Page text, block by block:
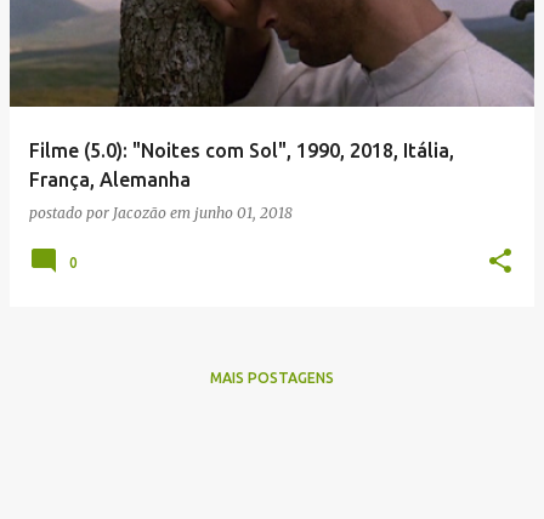
Filme (5.0): "Noites com Sol", 1990, 2018, Itália,
França, Alemanha
postado por Jacozão em junho 01, 2018
0
MAIS POSTAGENS